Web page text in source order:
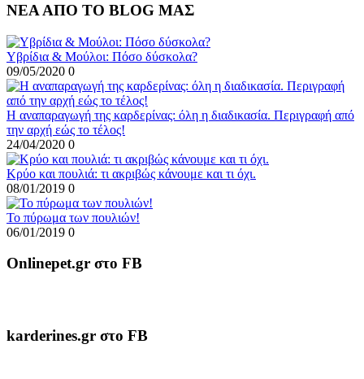
ΝΕΑ ΑΠΟ ΤΟ BLOG ΜΑΣ
Υβρίδια & Μούλοι: Πόσο δύσκολα?
09/05/2020 0
Η αναπαραγωγή της καρδερίνας: όλη η διαδικασία. Περιγραφή από
την αρχή εώς το τέλος!
24/04/2020 0
Κρύο και πουλιά: τι ακριβώς κάνουμε και τι όχι.
08/01/2019 0
To πύρωμα των πουλιών!
06/01/2019 0
Onlinepet.gr στο FB
karderines.gr στο FB